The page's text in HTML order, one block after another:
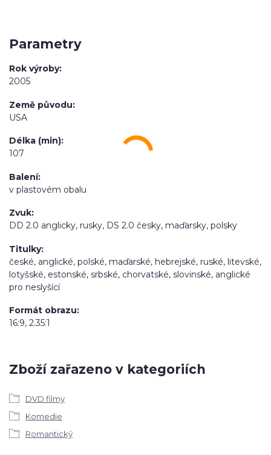
Parametry
Rok výroby
2005
Země původu
USA
Délka (min)
107
Balení
v plastovém obalu
Zvuk
DD 2.0 anglicky, rusky, DS 2.0 česky, maďarsky, polsky
Titulky
české, anglické, polské, maďarské, hebrejské, ruské, litevské,
lotyšské, estonské, srbské, chorvatské, slovinské, anglické
pro neslyšící
Formát obrazu
16:9, 2.35:1
Zboží zařazeno v kategoriích
DVD filmy
Komedie
Romantický